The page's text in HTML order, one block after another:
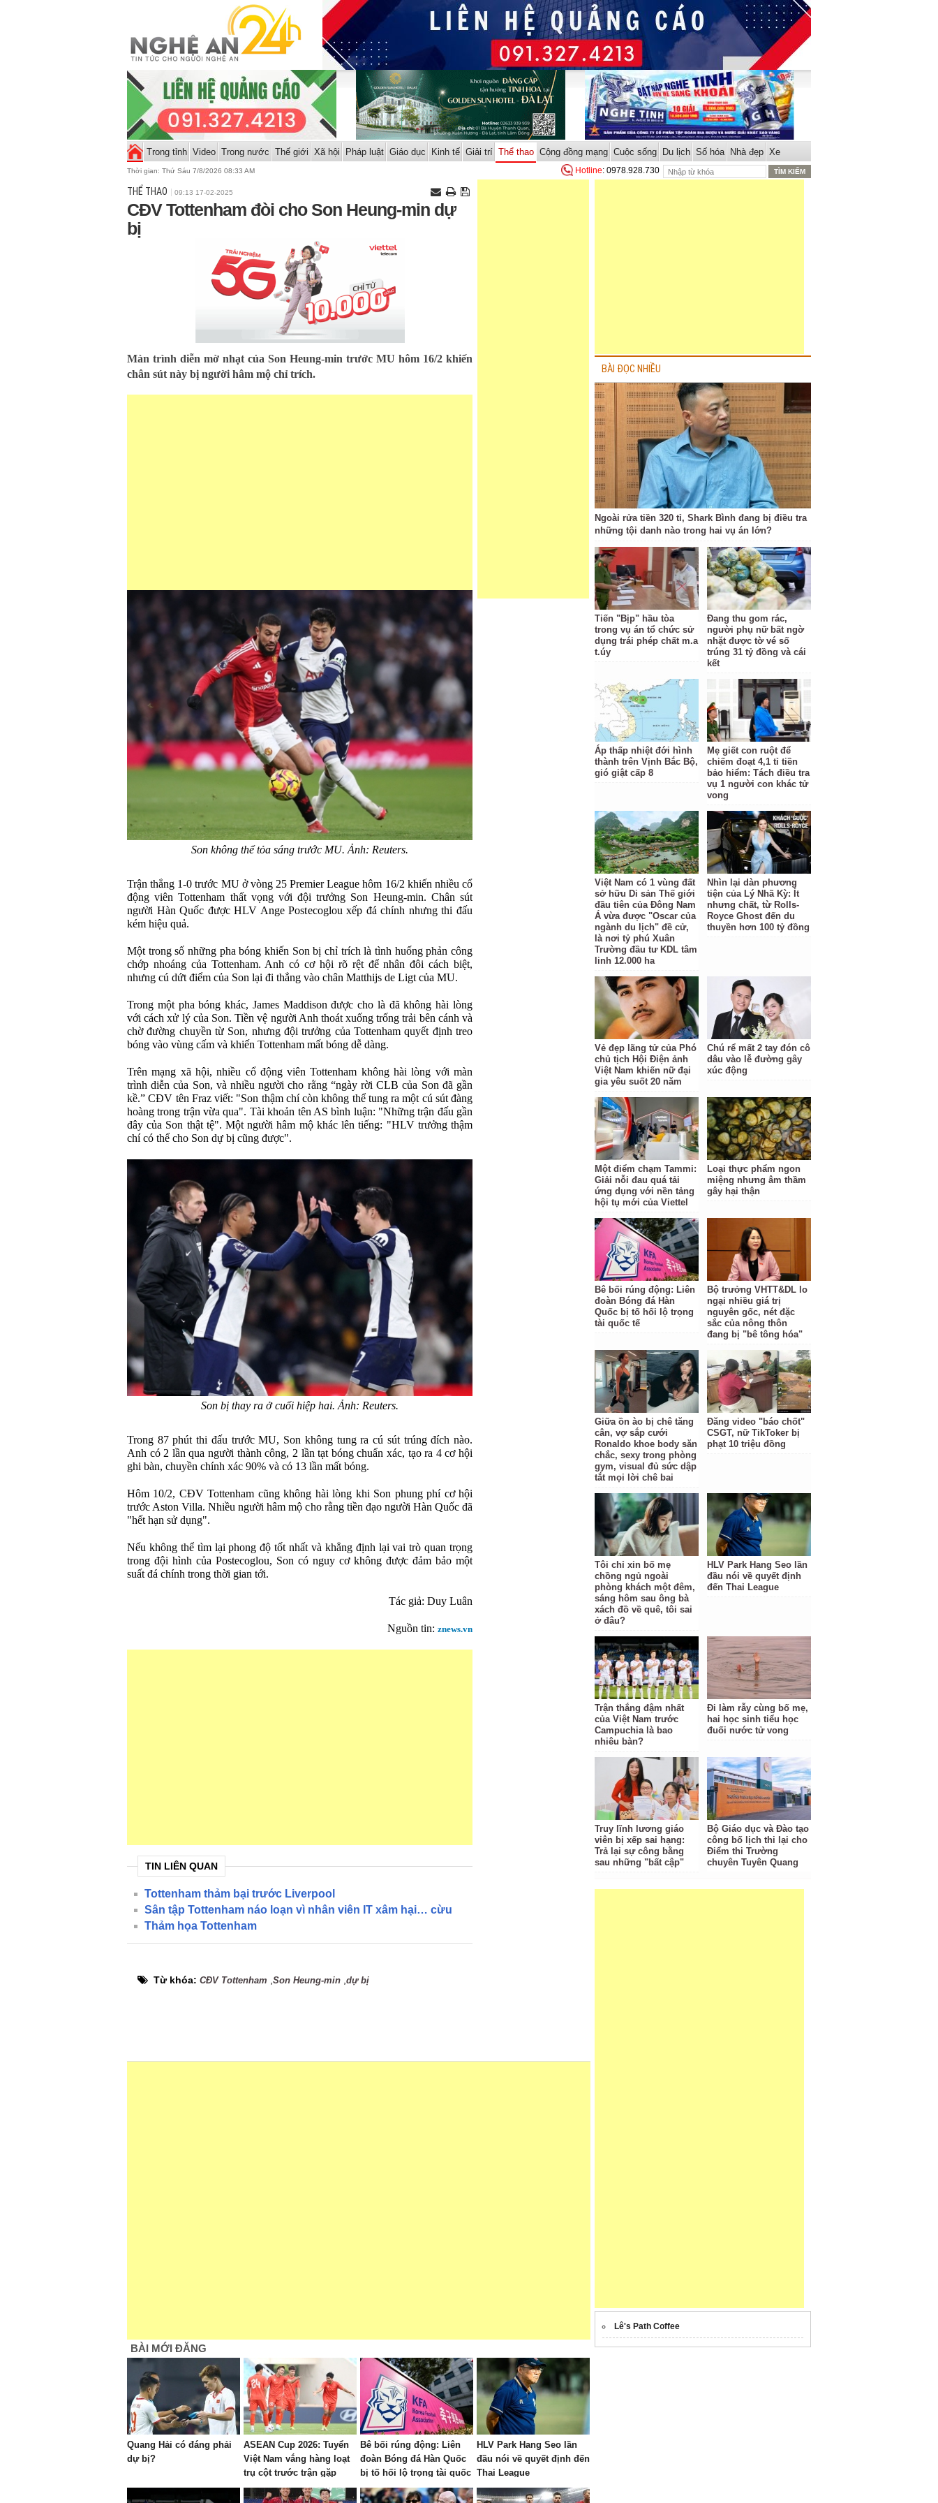
Trong tỉnh Video Trong nước Thế giới Xã hội Pháp luật Giáo dục Kinh tế Giải trí Thể thao Cộng đồng mạng Cuộc sống Du lịch Số hóa Nhà đẹp Xe
Thời gian: Thứ Sáu 7/8/2026 08:33 AM Hotline: 0978.928.730
THỂ THAO 09:13 17-02-2025
CĐV Tottenham đòi cho Son Heung-min dự
bị
Màn trình diễn mờ nhạt của Son Heung-min trước MU hôm 16/2 khiến
chân sút này bị người hâm mộ chỉ trích.
Son không thể tỏa sáng trước MU. Ảnh: Reuters.
Trận thắng 1-0 trước MU ở vòng 25 Premier League hôm 16/2 khiến nhiều cổ
động viên Tottenham thất vọng với đội trưởng Son Heung-min. Chân sút
người Hàn Quốc được HLV Ange Postecoglou xếp đá chính nhưng thi đấu
kém hiệu quả.
Một trong số những pha bóng khiến Son bị chỉ trích là tình huống phản công
chớp nhoáng của Tottenham. Anh có cơ hội rõ rệt để nhân đôi cách biệt,
nhưng cú dứt điểm của Son lại đi thẳng vào chân Matthijs de Ligt của MU.
Trong một pha bóng khác, James Maddison được cho là đã không hài lòng
với cách xử lý của Son. Tiền vệ người Anh thoát xuống trống trải bên cánh và
chờ đường chuyền từ Son, nhưng đội trưởng của Tottenham quyết định treo
bóng vào vùng cấm và khiến Tottenham mất bóng dễ dàng.
Trên mạng xã hội, nhiều cổ động viên Tottenham không hài lòng với màn
trình diễn của Son, và nhiều người cho rằng “ngày rời CLB của Son đã gần
kề.” CĐV tên Fraz viết: "Son thậm chí còn không thể tung ra một cú sút đàng
hoàng trong trận vừa qua". Tài khoản tên AS bình luận: "Những trận đấu gần
đây của Son thật tệ". Một người hâm mộ khác lên tiếng: "HLV trưởng thậm
chí có thể cho Son dự bị cũng được".
Son bị thay ra ở cuối hiệp hai. Ảnh: Reuters.
Trong 87 phút thi đấu trước MU, Son không tung ra cú sút trúng đích nào.
Anh có 2 lần qua người thành công, 2 lần tạt bóng chuẩn xác, tạo ra 4 cơ hội
ghi bàn, chuyền chính xác 90% và có 13 lần mất bóng.
Hôm 10/2, CĐV Tottenham cũng không hài lòng khi Son phung phí cơ hội
trước Aston Villa. Nhiều người hâm mộ cho rằng tiền đạo người Hàn Quốc đã
"hết hạn sử dụng".
Nếu không thể tìm lại phong độ tốt nhất và khẳng định lại vai trò quan trọng
trong đội hình của Postecoglou, Son có nguy cơ không được đảm bảo một
suất đá chính trong thời gian tới.
Tác giả: Duy Luân
Nguồn tin: znews.vn
TIN LIÊN QUAN
Tottenham thảm bại trước Liverpool
Sân tập Tottenham náo loạn vì nhân viên IT xâm hại… cừu
Thảm họa Tottenham
Từ khóa: CĐV Tottenham Son Heung-min dự bị
BÀI MỚI ĐĂNG
Quang Hải có đáng phải
dự bị?
ASEAN Cup 2026: Tuyển
Việt Nam vắng hàng loạt
trụ cột trước trận gặp
Campuchia
Bê bối rúng động: Liên
đoàn Bóng đá Hàn Quốc
bị tố hối lộ trọng tài quốc
tế
HLV Park Hang Seo lần
đầu nói về quyết định đến
Thai League
BÀI ĐỌC NHIỀU
Ngoài rửa tiền 320 tỉ, Shark Bình đang bị điều tra
những tội danh nào trong hai vụ án lớn?
Tiến "Bịp" hầu tòa
trong vụ án tổ chức sử
dụng trái phép chất m.a
t.úy
Đang thu gom rác,
người phụ nữ bất ngờ
nhặt được tờ vé số
trúng 31 tỷ đồng và cái
kết
Áp thấp nhiệt đới hình
thành trên Vịnh Bắc Bộ,
gió giật cấp 8
Mẹ giết con ruột để
chiếm đoạt 4,1 tỉ tiền
bảo hiểm: Tách điều tra
vụ 1 người con khác tử
vong
Việt Nam có 1 vùng đất
sở hữu Di sản Thế giới
đầu tiên của Đông Nam
Á vừa được "Oscar của
ngành du lịch" đề cử,
là nơi tỷ phú Xuân
Trường đầu tư KDL tâm
linh 12.000 ha
Nhìn lại dàn phương
tiện của Lý Nhã Kỳ: Ít
nhưng chất, từ Rolls-
Royce Ghost đến du
thuyền hơn 100 tỷ đồng
Vẻ đẹp lãng tử của Phó
chủ tịch Hội Điện ảnh
Việt Nam khiến nữ đại
gia yêu suốt 20 năm
Chú rể mất 2 tay đón cô
dâu vào lễ đường gây
xúc động
Một điểm chạm Tammi:
Giải nỗi đau quá tải
ứng dụng với nền tảng
hội tụ mới của Viettel
Loại thực phẩm ngon
miệng nhưng âm thầm
gây hại thận
Bê bối rúng động: Liên
đoàn Bóng đá Hàn
Quốc bị tố hối lộ trọng
tài quốc tế
Bộ trưởng VHTT&DL lo
ngại nhiều giá trị
nguyên gốc, nét đặc
sắc của nông thôn
đang bị "bê tông hóa"
Giữa ồn ào bị chê tăng
cân, vợ sắp cưới
Ronaldo khoe body săn
chắc, sexy trong phòng
gym, visual đủ sức dập
tắt mọi lời chê bai
Đăng video "báo chốt"
CSGT, nữ TikToker bị
phạt 10 triệu đồng
Tôi chỉ xin bố mẹ
chồng ngủ ngoài
phòng khách một đêm,
sáng hôm sau ông bà
xách đồ về quê, tôi sai
ở đâu?
HLV Park Hang Seo lần
đầu nói về quyết định
đến Thai League
Trận thắng đậm nhất
của Việt Nam trước
Campuchia là bao
nhiêu bàn?
Đi làm rẫy cùng bố mẹ,
hai học sinh tiểu học
đuối nước tử vong
Truy lĩnh lương giáo
viên bị xếp sai hạng:
Trả lại sự công bằng
sau những "bất cập"
Bộ Giáo dục và Đào tạo
công bố lịch thi lại cho
Điểm thi Trường
chuyên Tuyên Quang
Lê's Path Coffee